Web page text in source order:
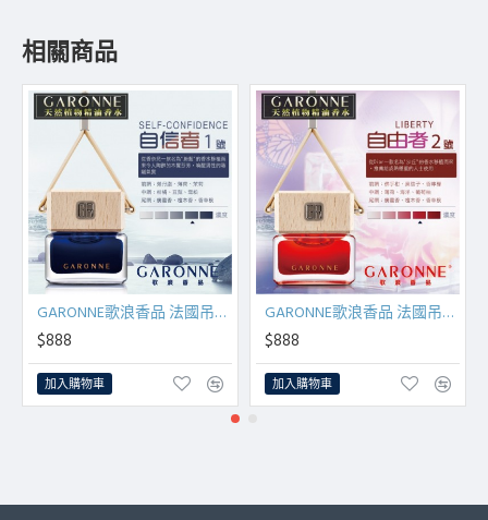
相關商品
GARONNE歌浪香品 法國吊式香水(1號-自信者)6.5ml
$888
加入購物車
GARONNE歌浪香品 法國吊式香水(2號-自由者)6.5ml
$888
加入購物車